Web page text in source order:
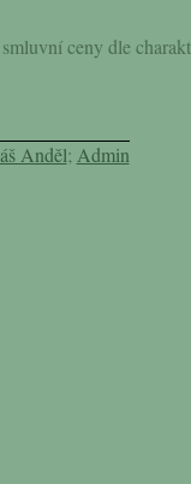
ceny dle
Anděl; Admin